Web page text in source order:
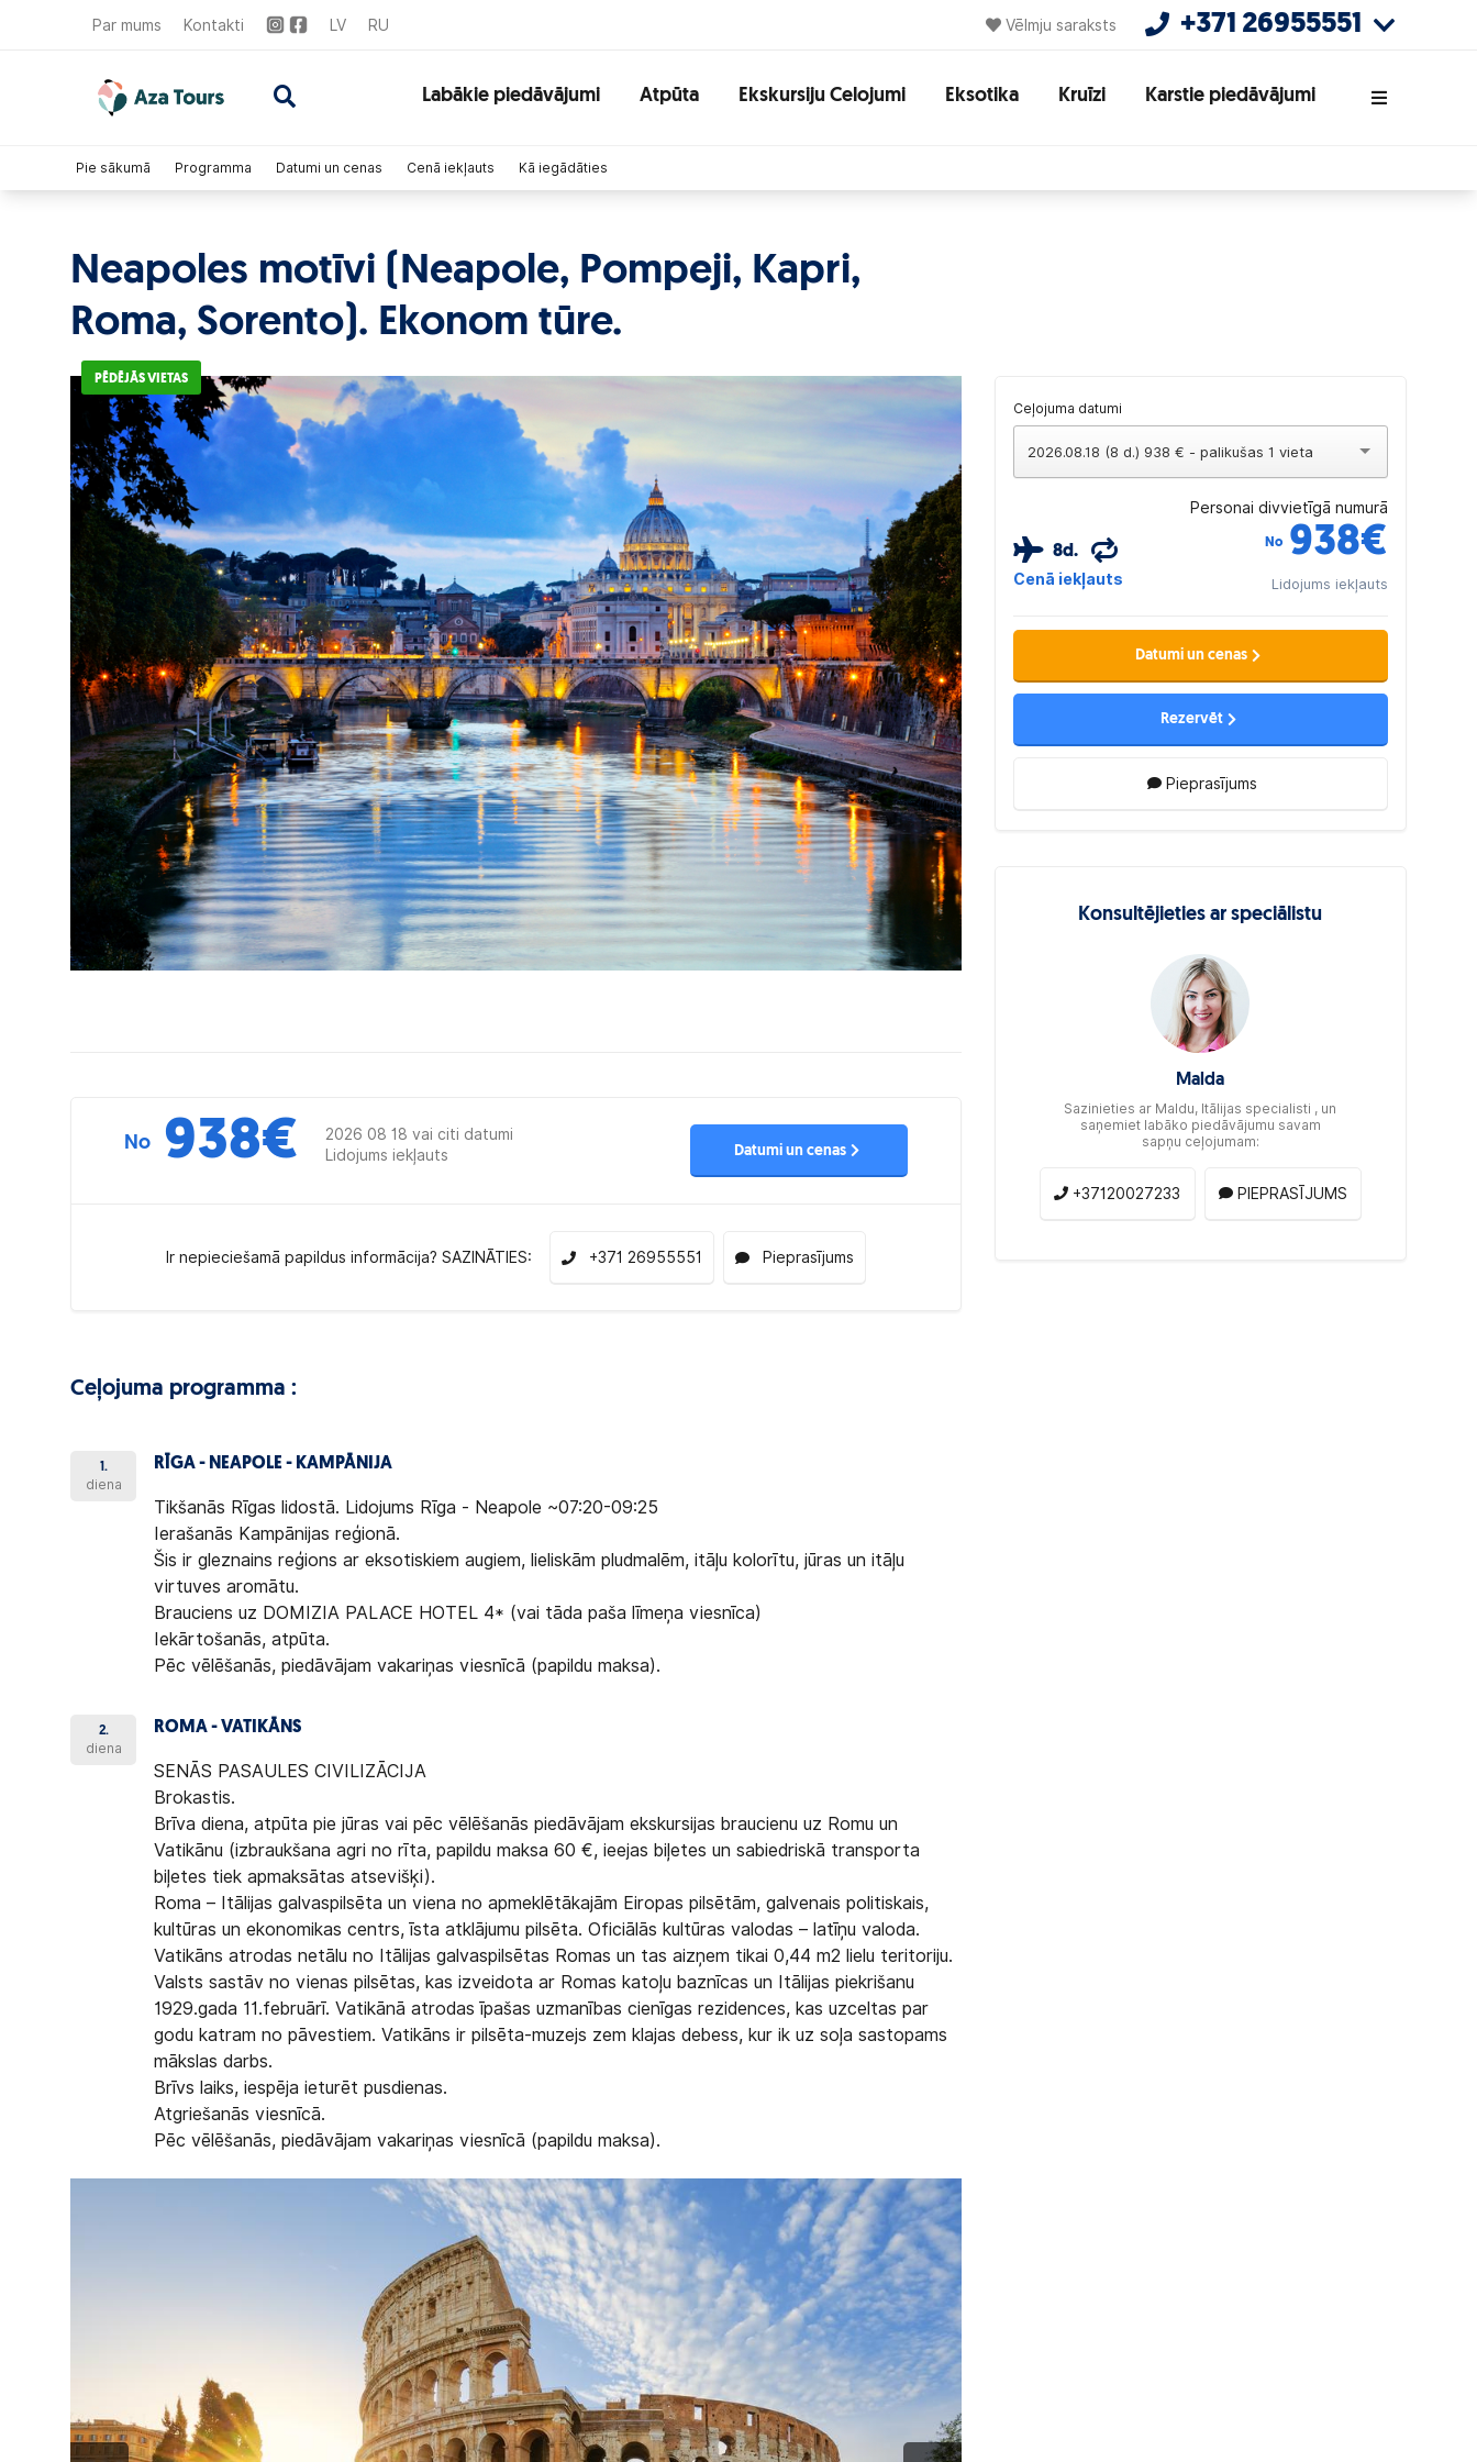
Par mums Kontakti LV RU Vēlmju saraksts +371 26955551
Labākie piedāvājumi Atpūta Ekskursiju Celojumi Eksotika Kruīzi Karstie piedāvājumi
Neapoles motīvi (Neapole, Pompeji, Kapri,
Roma, Sorento). Ekonom tūre.
Pie sākumā Programma Datumi un cenas Cenā iekļauts Kā iegādāties
PĒDĒJĀS VIETAS
No 938€
2026 08 18 vai citi datumi
Lidojums iekļauts
Datumi un cenas
Ir nepieciešamā papildus informācija? SAZINĀTIES: +371 26955551 Pieprasījums
Ceļojuma programma :
1.
diena
RĪGA - NEAPOLE - KAMPĀNIJA
Tikšanās Rīgas lidostā. Lidojums Rīga - Neapole ~07:20-09:25
Ierašanās Kampānijas reģionā.
Šis ir gleznains reģions ar eksotiskiem augiem, lieliskām pludmalēm, itāļu kolorītu, jūras un itāļu
virtuves aromātu.
Brauciens uz DOMIZIA PALACE HOTEL 4* (vai tāda paša līmeņa viesnīca)
Iekārtošanās, atpūta.
Pēc vēlēšanās, piedāvājam vakariņas viesnīcā (papildu maksa).
2.
diena
ROMA - VATIKĀNS
SENĀS PASAULES CIVILIZĀCIJA
Brokastis.
Brīva diena, atpūta pie jūras vai pēc vēlēšanās piedāvājam ekskursijas braucienu uz Romu un
Vatikānu (izbraukšana agri no rīta, papildu maksa 60 €, ieejas biļetes un sabiedriskā transporta
biļetes tiek apmaksātas atsevišķi).
Roma – Itālijas galvaspilsēta un viena no apmeklētākajām Eiropas pilsētām, galvenais politiskais,
kultūras un ekonomikas centrs, īsta atklājumu pilsēta. Oficiālās kultūras valodas – latīņu valoda.
Vatikāns atrodas netālu no Itālijas galvaspilsētas Romas un tas aizņem tikai 0,44 m2 lielu teritoriju.
Valsts sastāv no vienas pilsētas, kas izveidota ar Romas katoļu baznīcas un Itālijas piekrišanu
1929.gada 11.februārī. Vatikānā atrodas īpašas uzmanības cienīgas rezidences, kas uzceltas par
godu katram no pāvestiem. Vatikāns ir pilsēta-muzejs zem klajas debess, kur ik uz soļa sastopams
mākslas darbs.
Brīvs laiks, iespēja ieturēt pusdienas.
Atgriešanās viesnīcā.
Pēc vēlēšanās, piedāvājam vakariņas viesnīcā (papildu maksa).
Ceļojuma datumi
2026.08.18 (8 d.) 938 € - palikušas 1 vieta
Personai divvietīgā numurā
8d.
No 938€
Cenā iekļauts Lidojums iekļauts
Datumi un cenas
Rezervēt
Pieprasījums
Konsultējieties ar speciālistu
Malda
Sazinieties ar Maldu, Itālijas specialisti , un
saņemiet labāko piedāvājumu savam
sapņu ceļojumam:
+37120027233 PIEPRASĪJUMS